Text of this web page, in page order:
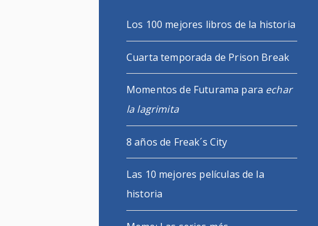
Los 100 mejores libros de la historia
Cuarta temporada de Prison Break
Momentos de Futurama para echar
la lagrimita
8 años de Freak´s City
Las 10 mejores películas de la
historia